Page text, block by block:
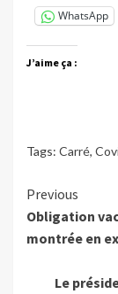
WhatsApp
J’aime ça :
Tags: Carré,
Continue
Previous
Obligation
montrée en
Le